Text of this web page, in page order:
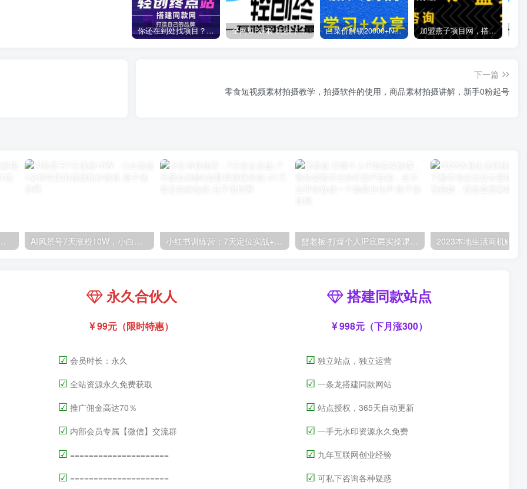
你还在到处找项目？还在当韭菜？我靠卖项目一个月收入5万+，曾经我也是个失败者。 全网VIP课程 无损下载~ 白菜价解锁20000+N个赚钱机会，加入燕子项目网会员，全站资源免费学习。 加盟燕子项目网，搭建同款项目资源站，实现日入2000+
下一篇
零食短视频素材拍摄教学，​拍摄软件的使用，商品素材拍摄讲解，新手0粉起号
学会如何制作视频（教程+插件） AI风景号7天涨粉10W，小白也能1分钟掌握的视频制作教程 小红书训练营：7天定位实战+7天爆款拆解&选题库搭建实战+21天笔记实操实战 蟹老板·打爆个人IP底层实操课，教你成熟专业的打造IP技能，全方位带你做成一个能商业化IP
永久合伙人
99元（限时特惠）
☑ 会员时长：永久
☑ 全站资源永久免费获取
☑ 推广佣金高达70％
☑ 内部会员专属【微信】交流群
☑ =====================
☑ =====================
搭建同款站点
998元（下月涨300）
☑ 独立站点，独立运营
☑ 一条龙搭建同款网站
☑ 站点授权，365天自动更新
☑ 一手无水印资源永久免费
☑ 九年互联网创业经验
☑ 可私下咨询各种疑惑